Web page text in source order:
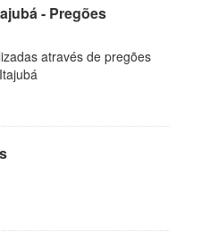
- Pregões
através de pregões